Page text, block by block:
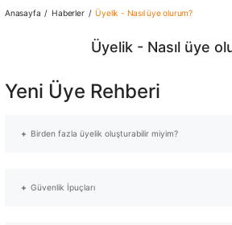
Anasayfa Haberler Üyelik - Nasıl üye olurum?
Üyelik - Nasıl üye
Yeni Üye Rehberi
Birden fazla üyelik oluşturabilir miyim?
oluşturabilirsiniz. Aynı e-posta adresi ile sadece bir
Güvenlik İpuçları